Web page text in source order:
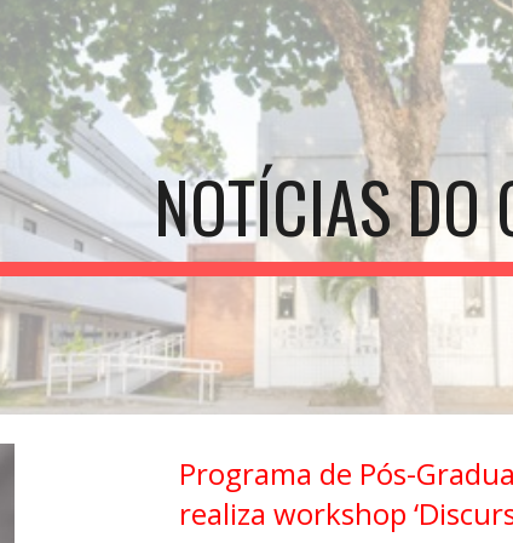
to main content Skip to
NOTÍCIAS DO
Programa de Pós-
realiza workshop